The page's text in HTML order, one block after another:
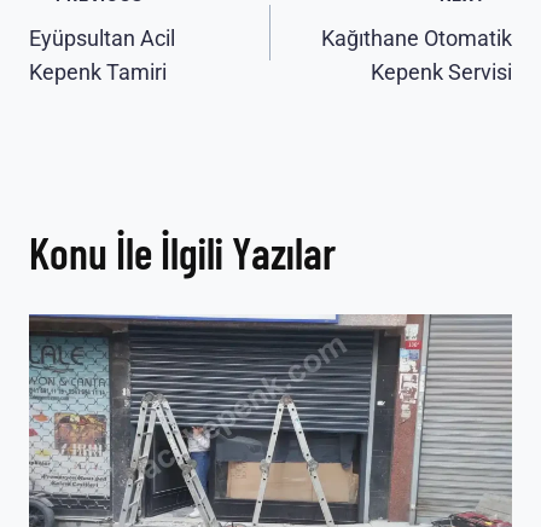
gezinmesi
Eyüpsultan Acil
Kepenk Tamiri
Kağıthane Otomatik
Kepenk Servisi
Konu İle İlgili Yazılar